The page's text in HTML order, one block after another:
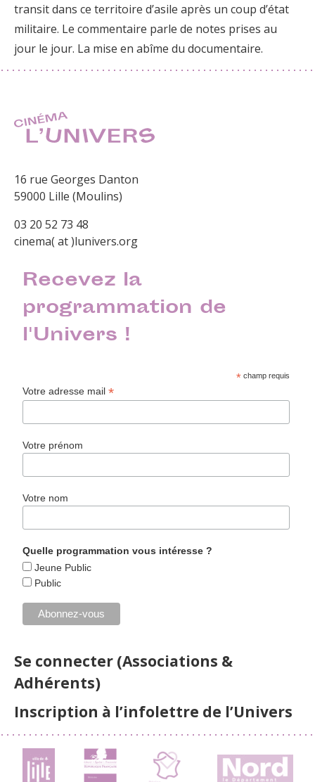
transit dans ce territoire d’asile après un coup d’état
militaire. Le commentaire parle de notes prises au
jour le jour. La mise en abîme du documentaire.
16 rue Georges Danton
59000 Lille (Moulins)
03 20 52 73 48
cinema( at )lunivers.org
Recevez la
programmation de
l'Univers !
* champ requis
Votre adresse mail*
Votre prénom
Votre nom
Quelle programmation vous intéresse ?
Jeune Public
Public
Se connecter (Associations &
Adhérents)
Inscription à l’infolettre de l’Univers